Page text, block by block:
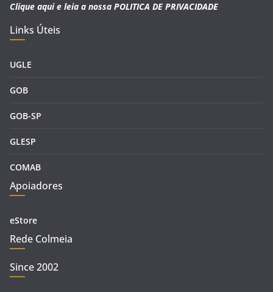
Clique aqui e leia a nossa POLITICA DE PRIVACIDADE
Links Úteis
UGLE
GOB
GOB-SP
GLESP
COMAB
Apoiadores
eStore
Rede Colmeia
Since 2002